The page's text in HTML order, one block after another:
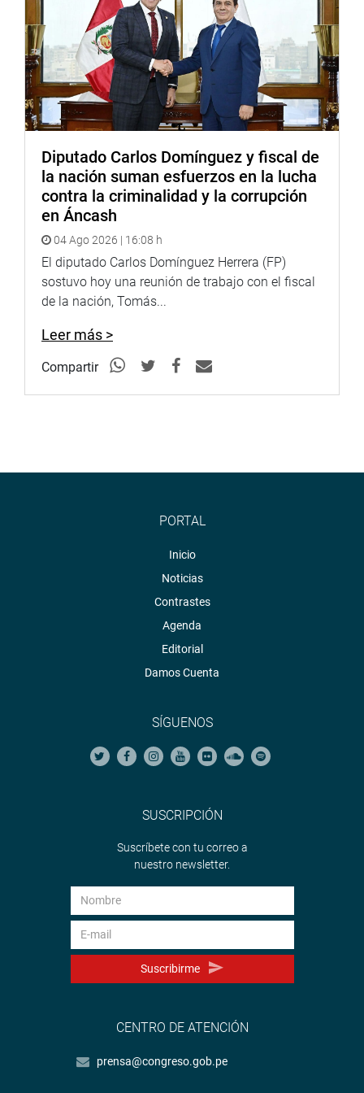
Diputado Carlos Domínguez y fiscal de
la nación suman esfuerzos en la lucha
contra la criminalidad y la corrupción
en Áncash
04 Ago 2026 | 16:08 h
El diputado Carlos Domínguez Herrera (FP)
sostuvo hoy una reunión de trabajo con el fiscal
de la nación, Tomás...
Leer más >
Compartir
PORTAL
Inicio
Noticias
Contrastes
Agenda
Editorial
Damos Cuenta
SÍGUENOS
SUSCRIPCIÓN
Suscríbete con tu correo a
nuestro newsletter.
Suscribirme
CENTRO DE ATENCIÓN
prensa@congreso.gob.pe